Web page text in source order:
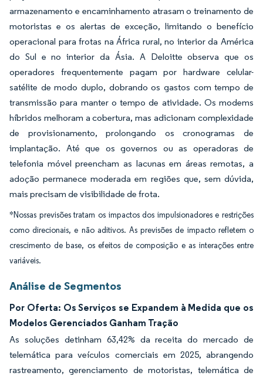
armazenamento e encaminhamento atrasam o treinamento de
motoristas e os alertas de exceção, limitando o benefício
operacional para frotas na África rural, no interior da América
do Sul e no interior da Ásia. A Deloitte observa que os
operadores frequentemente pagam por hardware celular-
satélite de modo duplo, dobrando os gastos com tempo de
transmissão para manter o tempo de atividade. Os modems
híbridos melhoram a cobertura, mas adicionam complexidade
de provisionamento, prolongando os cronogramas de
implantação. Até que os governos ou as operadoras de
telefonia móvel preencham as lacunas em áreas remotas, a
adoção permanece moderada em regiões que, sem dúvida,
mais precisam de visibilidade de frota.
*Nossas previsões tratam os impactos dos impulsionadores e restrições
como direcionais, e não aditivos. As previsões de impacto refletem o
crescimento de base, os efeitos de composição e as interações entre
variáveis.
Análise de Segmentos
Por Oferta: Os Serviços se Expandem à Medida que os
Modelos Gerenciados Ganham Tração
As soluções detinham 63,42% da receita do mercado de
telemática para veículos comerciais em 2025, abrangendo
rastreamento, gerenciamento de motoristas, telemática de